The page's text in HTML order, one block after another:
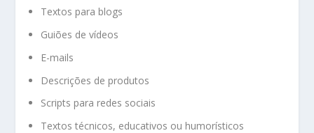
Textos para blogs
Guiões de vídeos
E-mails
Descrições de produtos
Scripts para redes sociais
Textos técnicos, educativos ou humorísticos